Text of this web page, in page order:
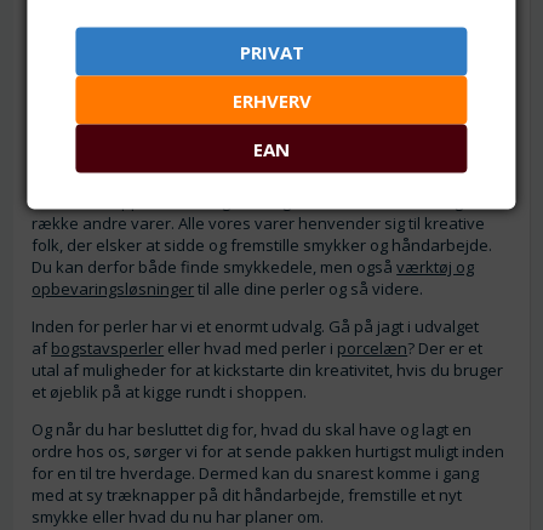
I begge kategorier (akryl og resin) finder du knapper, der vil
kunne mikses med træknapper. På den måde får du et helt unikt
stykke håndværk med særligt udvalgte knapper.
Bliv inspireret af bogstavs- og porcelænsperler
række andre varer. Alle vores varer henvender sig til kreative
folk, der elsker at sidde og fremstille smykker og håndarbejde.
Du kan derfor både finde smykkedele, men ogsåværktøj og
opbevaringsløsningertil alle dine perler og så videre.
Inden for perler har vi et enormt udvalg. Gå på jagt i udvalget
af bogstavsperler eller hvad med perler i porcelæn? Der er et
utal af muligheder for at kickstarte din kreativitet, hvis du bruger
et øjeblik på at kigge rundt i shoppen.
Og når du har besluttet dig for, hvad du skal have og lagt en
ordre hos os, sørger vi for at sende pakken hurtigst muligt inden
for en til tre hverdage. Dermed kan du snarest komme i gang
med at sy træknapper på dit håndarbejde, fremstille et nyt
smykke eller hvad du nu har planer om.
PRIVAT
ERHVERV
EAN